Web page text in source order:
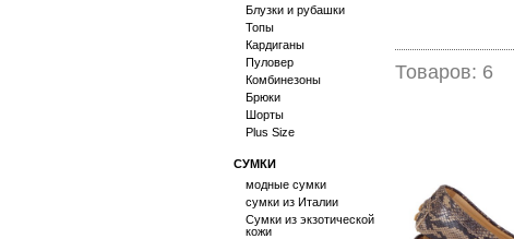
Блузки и рубашки
Топы
Кардиганы
Пуловер
Комбинезоны
Брюки
Шорты
Plus Size
СУМКИ
модные сумки
сумки из Италии
Сумки из экзотической
кожи
Товаров: 6